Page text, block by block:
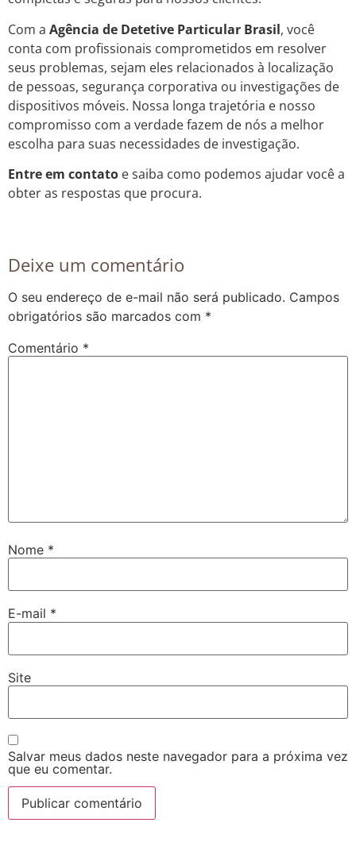
Com a Agência de Detetive Particular Brasil, você
conta com profissionais comprometidos em resolver
seus problemas, sejam eles relacionados à localização
de pessoas, segurança corporativa ou investigações de
dispositivos móveis. Nossa longa trajetória e nosso
compromisso com a verdade fazem de nós a melhor
escolha para suas necessidades de investigação.
Entre em contato e saiba como podemos ajudar você a
obter as respostas que procura.
Deixe um comentário
O seu endereço de e-mail não será publicado. Campos
obrigatórios são marcados com *
Comentário *
Nome *
E-mail *
Site
Salvar meus dados neste navegador para a próxima vez
que eu comentar.